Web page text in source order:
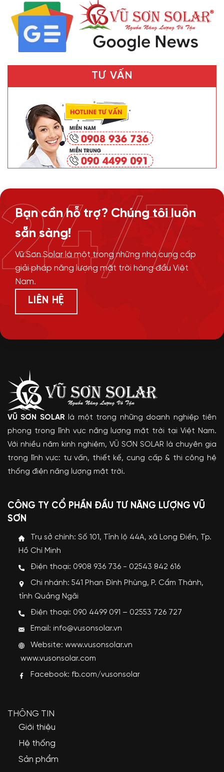
TƯ VẤN
Bạn cần hỗ trợ? Chúng tôi luôn
sẵn sàng!
Vũ Sơn Solar là một trong những nhà cung cấp
giải pháp năng lượng mặt trời hàng đầu Việt
Nam.
LIÊN HỆ
24/7
VŨ SƠN SOLAR là một trong những doanh nghiệp tiên
phong trong lĩnh vực năng lượng mặt trời tại Việt Nam.
Với nhiều năm kinh nghiệm, VŨ SƠN SOLAR là chuyên gia
trong lĩnh vực: tư vấn, thiết kế, cung cấp & thi công hệ
thống điện năng lượng mặt trời.
CÔNG TY CỔ PHẦN ĐẦU TƯ NĂNG LƯỢNG VŨ
SƠN
Trụ sở chính: Số 101, Tỉnh lộ 44A, xã Long Điền, Tp.
Hồ Chí Minh
Điện thoại: 0908 936 736 - 02543 842 616
Chi nhánh: 541 Phan Đình Phùng, P. Cẩm Thành,
tỉnh Quảng Ngãi
Điện thoại: 090 4499 091 – 02553 726 727
Email: info@vusonsolar.vn
Website:www.vusonsolar.vn
www.vusonsolar.com
Facebook: fb.com/vusonsolar
THÔNG TIN
Giới thiệu
Hệ thống
Sản phẩm